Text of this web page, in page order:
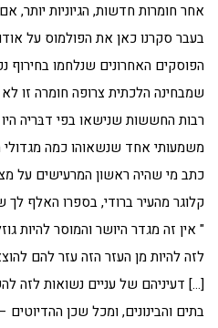
אחר חומרות חדשות, הגיוניות יותר,
בעבר סקרנו כאן את הפולמוס על
הפוסקים האחרונים שנלחמו בחירוף
שמבחינה הלכתית צרופה חומרה זו
רבות החששות שנישאו בפי דבּריה היו
משמעותי אחד שנשאוהו כמה מגדולי
כתב מי שהיה ראשון המרעישים על
קלוגר מהעיר ברודי, בספרו האלף
" אין זה מגדר היושר והמוסר להיות
לזה להיות מן העזר הזה עזר להם
[…] דעיניהם של עניים נשואות לזה
בתים והבינונים, ומכל שכן ההדיוטים